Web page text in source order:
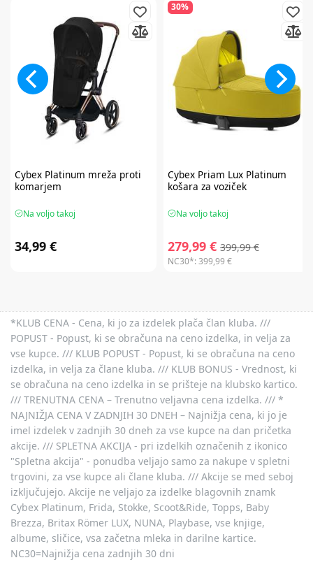
CybexPlatinum mreža proti
komarjem
Na voljo takoj
34,99 €
30%
CybexPriam Lux Platinum
košara za voziček
Na voljo takoj
279,99 € 399,99 €
NC30*:399,99 €
*KLUB CENA - Cena, ki jo za izdelek plača član kluba. ///
POPUST - Popust, ki se obračuna na ceno izdelka, in velja za
vse kupce. /// KLUB POPUST - Popust, ki se obračuna na ceno
izdelka, in velja za člane kluba. /// KLUB BONUS - Vrednost, ki
se obračuna na ceno izdelka in se prišteje na klubsko kartico.
/// TRENUTNA CENA – Trenutno veljavna cena izdelka. /// *
NAJNIŽJA CENA V ZADNJIH 30 DNEH – Najnižja cena, ki jo je
imel izdelek v zadnjih 30 dneh za vse kupce na dan pričetka
akcije. /// SPLETNA AKCIJA - pri izdelkih označenih z ikonico
"Spletna akcija" - ponudba veljajo samo za nakupe v spletni
trgovini, za vse kupce ali člane kluba. /// Akcije se med seboj
izključujejo. Akcije ne veljajo za izdelke blagovnih znamk
Cybex Platinum, Frida, Stokke, Scoot&Ride, Topps, Baby
Brezza, Britax Römer LUX, NUNA, Playbase, vse knjige,
albume, sličice, vsa začetna mleka in darilne kartice.
NC30=Najnižja cena zadnjih 30 dni